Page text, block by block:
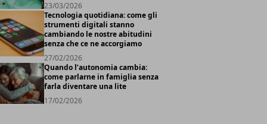
23/03/2026
Tecnologia quotidiana: come gli
strumenti digitali stanno
cambiando le nostre abitudini
senza che ce ne accorgiamo
27/02/2026
Quando l’autonomia cambia:
come parlarne in famiglia senza
farla diventare una lite
17/02/2026